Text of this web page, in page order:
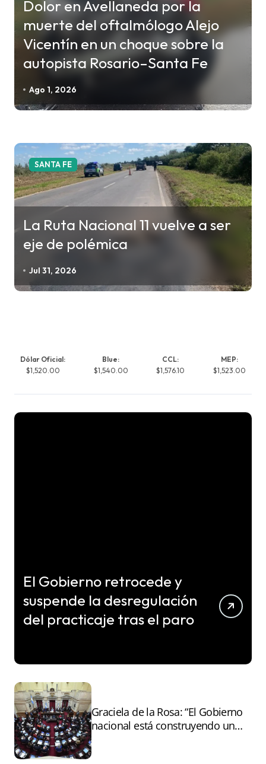
Dolor en Avellaneda por la
muerte del oftalmólogo Alejo
Vicentín en un choque sobre la
autopista Rosario–Santa Fe
Ago 1, 2026
SANTA FE
La Ruta Nacional 11 vuelve a ser
eje de polémica
Jul 31, 2026
Dólar Oficial:
$1,520.00
Blue:
$1,540.00
CCL:
$1,576.10
MEP:
$1,523.00
El Gobierno retrocede y
suspende la desregulación
del practicaje tras el paro
Graciela de la Rosa: “El Gobierno
nacional está construyendo un